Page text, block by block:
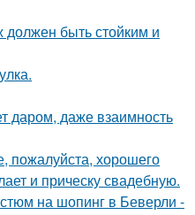
быть стойким и
даром, даже взаимность
пожалуйста, хорошего
и прическу свадебную.
на шопинг в Беверли -